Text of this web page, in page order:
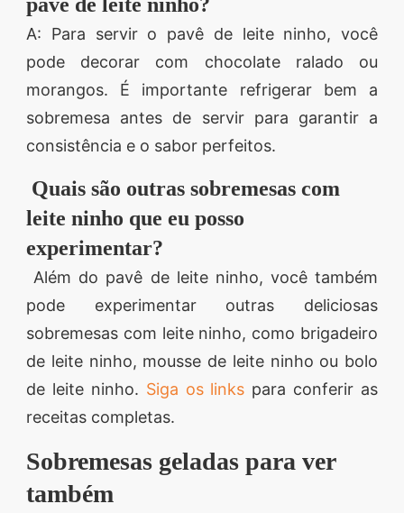
A: Para servir o pavê de leite ninho, você
pode decorar com chocolate ralado ou
morangos. É importante refrigerar bem a
sobremesa antes de servir para garantir a
consistência e o sabor perfeitos.
Quais são outras sobremesas com
leite ninho que eu posso
experimentar?
Além do pavê de leite ninho, você também
pode experimentar outras deliciosas
sobremesas com leite ninho, como brigadeiro
de leite ninho, mousse de leite ninho ou bolo
de leite ninho. Siga os links para conferir as
receitas completas.
Sobremesas geladas para ver
também